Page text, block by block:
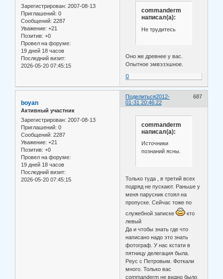
Зарегистрирован: 2007-08-13
Приглашений: 0
Сообщений: 2287
Уважение: +21
Позитив: +0
Провел на форуме:
19 дней 18 часов
Последний визит:
2026-05-20 07:45:15
commanderm
написал(а):
Не трудитесь
Оно же древнее у вас.
Опытное эмвэзэшное.
0
Поделиться 687
2012-
01-31 20:46:22
boyan
Активный участник
Зарегистрирован: 2007-08-13
Приглашений: 0
Сообщений: 2287
Уважение: +21
Позитив: +0
Провел на форуме:
19 дней 18 часов
Последний визит:
2026-05-20 07:45:15
commanderm
написал(а):
Источники
познаний ясны.
Только туда , в третий всех
подряд не пускают. Раньше у
меня парусник стоял на
пропуске. Сейчас тоже по
служебной записке
кто
левый
Да и чтобы знать где что
написано надо это знать
фотограф. У нас кстати в
пятницу делегация была.
Реус с Петровым. Фоткали
много. Только вас
commanderm не видно было